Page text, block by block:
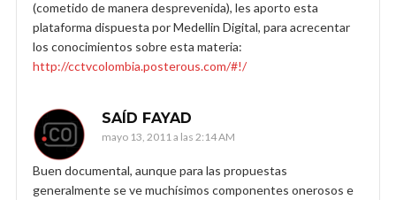
(cometido de manera desprevenida), les aporto esta
plataforma dispuesta por Medellin Digital, para acrecentar
los conocimientos sobre esta materia:
http://cctvcolombia.posterous.com/#!/
SAÍD FAYAD
mayo 13, 2011 a las 2:14 AM
Buen documental, aunque para las propuestas
generalmente se ve muchísimos componentes onerosos e